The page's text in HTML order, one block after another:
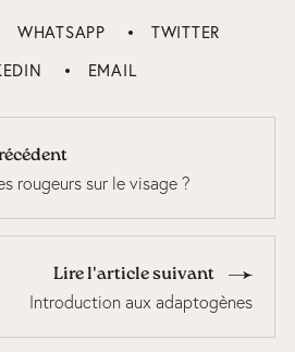
WHATSAPP
TWITTER
EMAIL
rougeurs sur le visage ?
Lire l'article suivant
Introduction aux adaptogènes